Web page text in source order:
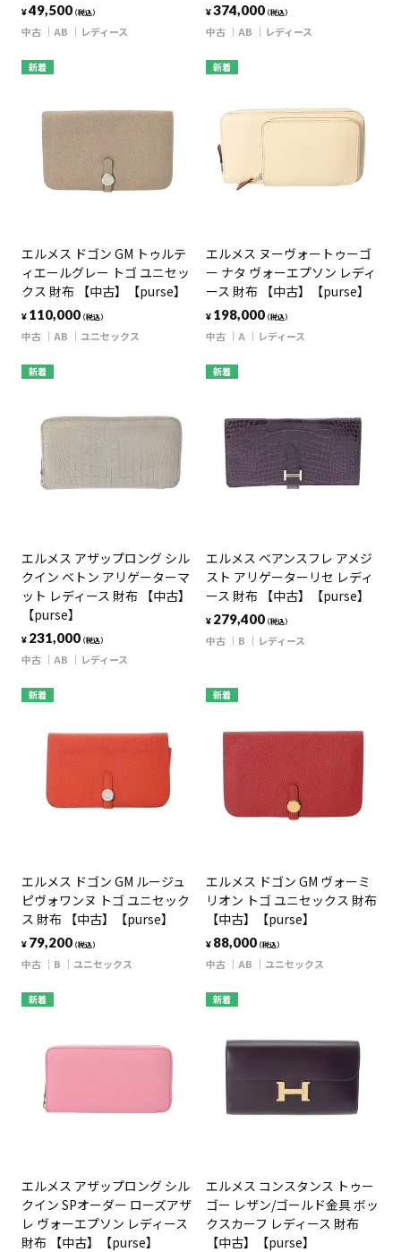
¥49,500（税込）
中古 AB レディース
¥374,000（税込）
中古 AB レディース
新着
エルメス ドゴン GM トゥルテ
ィエールグレー トゴ ユニセッ
クス 財布 【中古】【purse】
¥ 110,000（税込）
中古 AB ユニセックス
新着
エルメス ヌーヴォートゥーゴ
ー ナタ ヴォーエプソン レディ
ース 財布 【中古】【purse】
¥ 198,000（税込）
中古 A レディース
新着
エルメス アザップロング シル
クイン ベトン アリゲーターマ
ット レディース 財布 【中古】
【purse】
¥ 231,000（税込）
中古 AB レディース
新着
エルメス ベアンスフレ アメジ
スト アリゲーターリセ レディ
ース 財布 【中古】【purse】
¥ 279,400（税込）
中古 B レディース
新着
エルメス ドゴン GM ルージュ
ピヴォワンヌ トゴ ユニセック
ス 財布 【中古】【purse】
¥ 79,200（税込）
中古 B ユニセックス
新着
エルメス ドゴン GM ヴォーミ
リオン トゴ ユニセックス 財布
【中古】【purse】
¥ 88,000（税込）
中古 AB ユニセックス
新着
エルメス アザップロング シル
クイン SPオーダー ローズアザ
レ ヴォーエプソン レディース
財布 【中古】【purse】
新着
エルメス コンスタンス トゥー
ゴー レザン/ゴールド金具 ボッ
クスカーフ レディース 財布
【中古】【purse】